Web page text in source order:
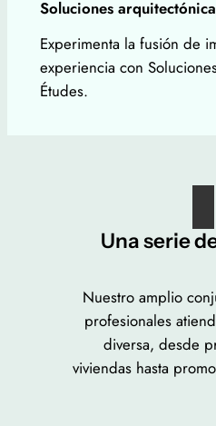
Soluciones
Experimenta la fusión de
experiencia con
Études.
Una serie
Nuestro amplio
profesionales
diversa, desde
viviendas hasta